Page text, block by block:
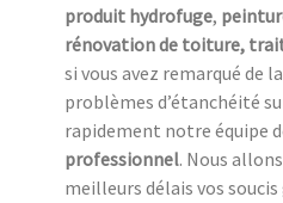
produit hydrofuge,
rénovation de toiture,
si vous avez remarqué de la
problèmes d’étanchéité
rapidement notre équipe
professionnel. Nous
meilleurs délais vos soucis